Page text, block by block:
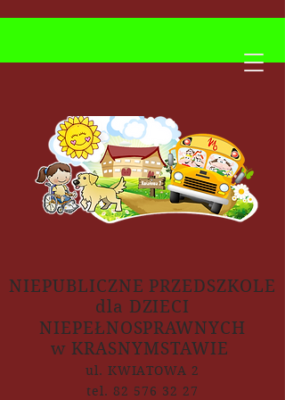
NIEPUBLICZNE PRZEDSZKOLE
dla DZIECI
NIEPEŁNOSPRAWNYCH
w KRASNYMSTAWIE
ul. KWIATOWA 2
tel. 82 576 32 27